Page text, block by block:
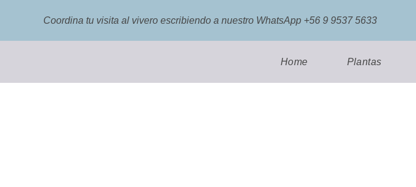
Coordina tu visita al vivero escribiendo a nuestro WhatsApp +56 9 9537 5633
Home Plantas